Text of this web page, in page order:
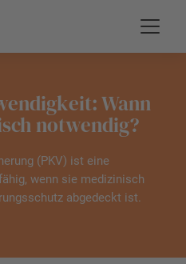
Wann
notwendig?
(PKV) ist eine
wenn sie medizinisch
abgedeckt ist.